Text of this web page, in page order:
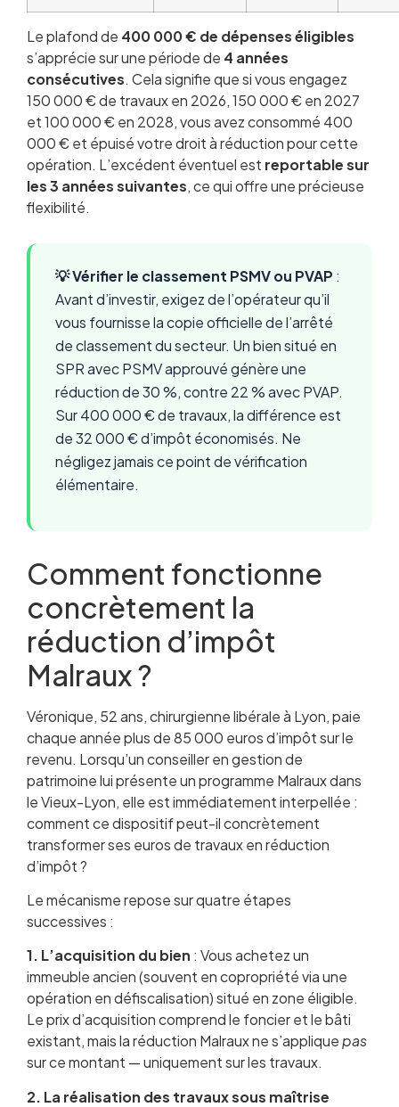
Le plafond de 400 000 € de dépenses éligibles
s’apprécie sur une période de 4 années
consécutives. Cela signifie que si vous engagez
150 000 € de travaux en 2026, 150 000 € en 2027
et 100 000 € en 2028, vous avez consommé 400
000 € et épuisé votre droit à réduction pour cette
opération. L’excédent éventuel est reportable sur
les 3 années suivantes, ce qui offre une précieuse
flexibilité.
💡 Vérifier le classement PSMV ou PVAP :
Avant d’investir, exigez de l’opérateur qu’il
vous fournisse la copie officielle de l’arrêté
de classement du secteur. Un bien situé en
SPR avec PSMV approuvé génère une
réduction de 30 %, contre 22 % avec PVAP.
Sur 400 000 € de travaux, la différence est
de 32 000 € d’impôt économisés. Ne
négligez jamais ce point de vérification
élémentaire.
Comment fonctionne
concrètement la
réduction d’impôt
Malraux ?
Véronique, 52 ans, chirurgienne libérale à Lyon, paie
chaque année plus de 85 000 euros d’impôt sur le
revenu. Lorsqu’un conseiller en gestion de
patrimoine lui présente un programme Malraux dans
le Vieux-Lyon, elle est immédiatement interpellée :
comment ce dispositif peut-il concrètement
transformer ses euros de travaux en réduction
d’impôt ?
Le mécanisme repose sur quatre étapes
successives :
1. L’acquisition du bien : Vous achetez un
immeuble ancien (souvent en copropriété via une
opération en défiscalisation) situé en zone éligible.
Le prix d’acquisition comprend le foncier et le bâti
existant, mais la réduction Malraux ne s’appliquepas
sur ce montant — uniquement sur les travaux.
2. La réalisation des travaux sous maîtrise